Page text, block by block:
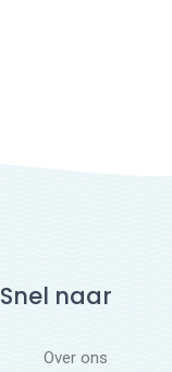
Snel naar
Over ons